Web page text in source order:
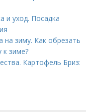
и уход. Посадка
на зиму. Как обрезать
к зиме?
Картофель Бриз: